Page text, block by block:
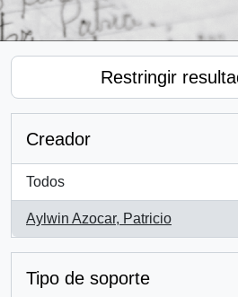
Restringir
Creador
Todos
Aylwin Azocar, Patricio
, 1 resultados
Tipo de soporte